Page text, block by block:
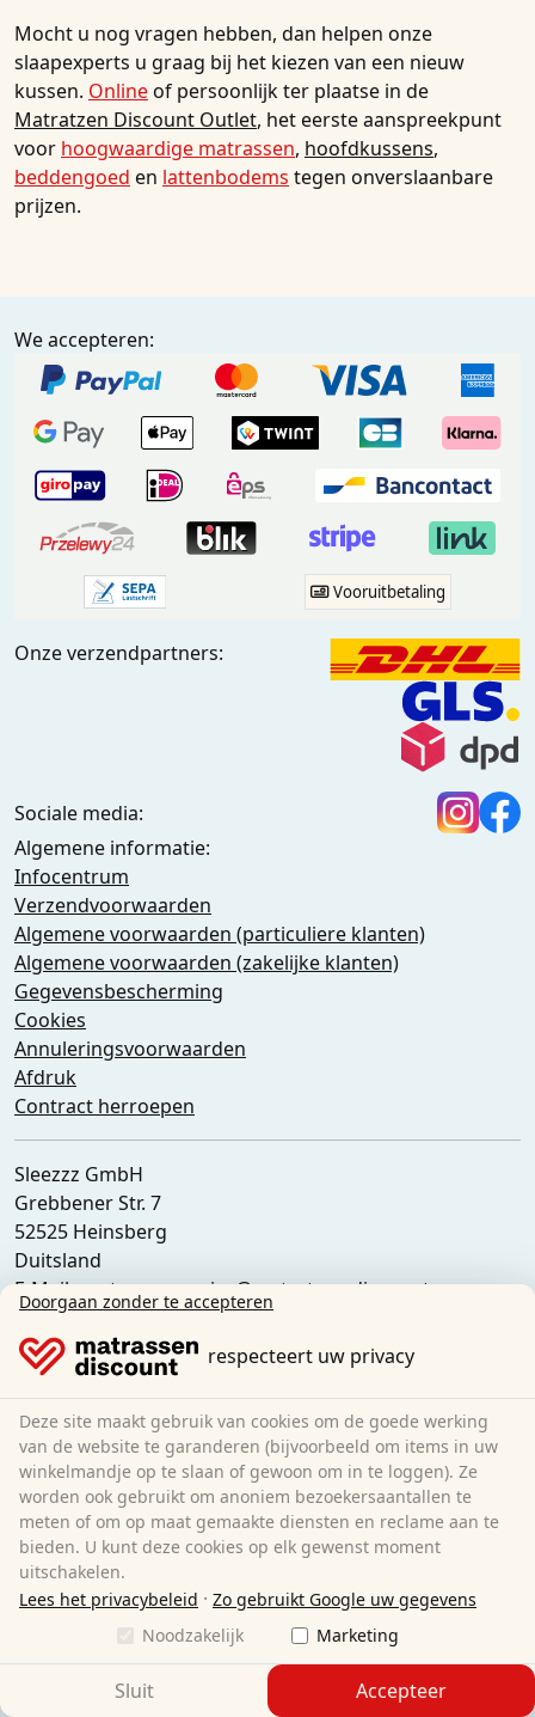
Mocht u nog vragen hebben, dan helpen onze
slaapexperts u graag bij het kiezen van een nieuw
kussen. Onlineof persoonlijk ter plaatse in de
Matratzen Discount Outlet, het eerste aanspreekpunt
voor hoogwaardige matrassen, hoofdkussens,
beddengoed en lattenbodems tegen onverslaanbare
prijzen.
We accepteren:
Vooruitbetaling
Onze verzendpartners:
Sociale media:
Algemene informatie:
Infocentrum
Verzendvoorwaarden
Algemene voorwaarden (particuliere klanten)
Algemene voorwaarden (zakelijke klanten)
Gegevensbescherming
Cookies
Annuleringsvoorwaarden
Afdruk
Contract herroepen
Sleezzz GmbH
Grebbener Str. 7
52525 Heinsberg
Duitsland
E-Mail:customer-service@matratzen.discount
Alle prijzen zijn inclusief btw.
Outlet, magazijnverkoop, afhalen ter plaatse:
Matratzen Discount
Ferdinand-Porsche-Str. 4
52525 Heinsberg
Duitsland
Doorgaan zonder te accepteren
respecteert uw privacy
Deze site maakt gebruik van cookies om de goede werking
van de website te garanderen (bijvoorbeeld om items in uw
winkelmandje op te slaan of gewoon om in te loggen). Ze
worden ook gebruikt om anoniem bezoekersaantallen te
meten of om op maat gemaakte diensten en reclame aan te
bieden. U kunt deze cookies op elk gewenst moment
uitschakelen.
Lees het privacybeleid · Zo gebruikt Google uw gegevens
Noodzakelijk
Marketing
Sluit Accepteer